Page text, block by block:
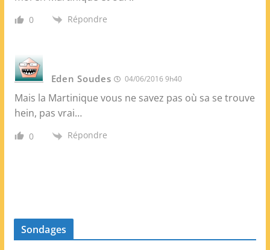
0 Répondre
Eden Soudes 04/06/2016 9h40
Mais la Martinique vous ne savez pas où sa se trouve
hein, pas vrai…
0 Répondre
Sondages